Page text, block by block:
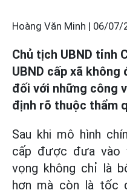
Hoàng Văn Minh | 06/07/
Chủ tịch UBND tỉnh
UBND cấp xã không
đối với những công
định rõ thuộc thẩm
Sau khi mô hình
cấp được đưa vào
vọng không chỉ là
hơn mà còn là tốc